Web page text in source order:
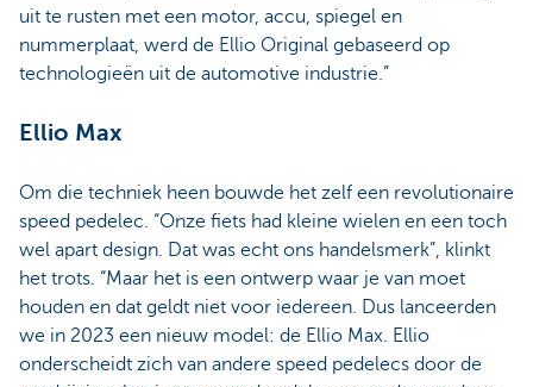
uit te rusten met een motor, accu, spiegel en
nummerplaat, werd de Ellio Original gebaseerd op
technologieën uit de automotive industrie.”
Ellio Max
Om die techniek heen bouwde het zelf een revolutionaire
speed pedelec. “Onze fiets had kleine wielen en een toch
wel apart design. Dat was echt ons handelsmerk”, klinkt
het trots. “Maar het is een ontwerp waar je van moet
houden en dat geldt niet voor iedereen. Dus lanceerden
we in 2023 een nieuw model: de Ellio Max. Ellio
onderscheidt zich van andere speed pedelecs door de